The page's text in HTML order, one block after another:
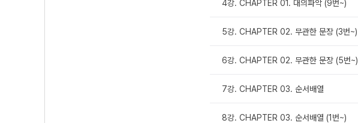
4강. CHAPTER 01. 대의파악 (9번~)
5강. CHAPTER 02. 무관한 문장 (3번~)
6강. CHAPTER 02. 무관한 문장 (5번~)
7강. CHAPTER 03. 순서배열
8강. CHAPTER 03. 순서배열 (1번~)